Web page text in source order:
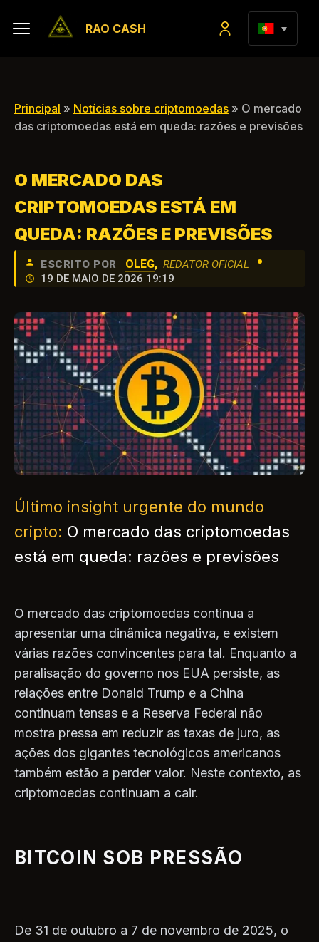
RAO CASH
Principal » Notícias sobre criptomoedas » O mercado
das criptomoedas está em queda: razões e previsões
O MERCADO DAS
CRIPTOMOEDAS ESTÁ EM
QUEDA: RAZÕES E PREVISÕES
ESCRITO POR OLEG, REDATOR OFICIAL •
19 DE MAIO DE 2026 19:19
Último insight urgente do mundo
cripto: O mercado das criptomoedas
está em queda: razões e previsões
O mercado das criptomoedas continua a
apresentar uma dinâmica negativa, e existem
várias razões convincentes para tal. Enquanto a
paralisação do governo nos EUA persiste, as
relações entre Donald Trump e a China
continuam tensas e a Reserva Federal não
mostra pressa em reduzir as taxas de juro, as
ações dos gigantes tecnológicos americanos
também estão a perder valor. Neste contexto, as
criptomoedas continuam a cair.
BITCOIN SOB PRESSÃO
De 31 de outubro a 7 de novembro de 2025, o